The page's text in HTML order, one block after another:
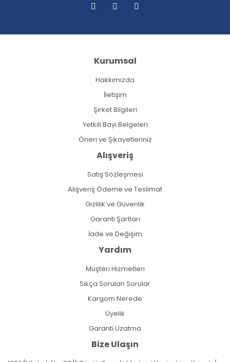
Kurumsal
Hakkımızda
İletişim
Şirket Bilgileri
Yetkili Bayi Belgeleri
Öneri ve Şikayetleriniz
Alışveriş
Satış Sözleşmesi
Alışveriş Ödeme ve Teslimat
Gizlilik ve Güvenlik
Garanti Şartları
İade ve Değişim
Yardım
Müşteri Hizmetleri
Sıkça Sorulan Sorular
Kargom Nerede
Üyelik
Garanti Uzatma
Bize Ulaşın